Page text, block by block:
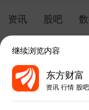
资讯 股吧
给网站提点意见
继续浏览内容
东方财富
资讯 行情 股